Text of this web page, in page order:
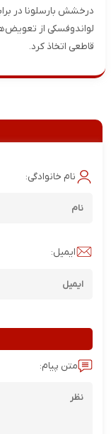
درخشش بارسلونا در
لواندوفسکی از
قاطعی اتخاذ کرد.
نام خانوادگی:
ایمیل:
متن پیام: